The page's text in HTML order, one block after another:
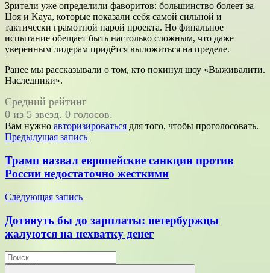
Зрители уже определили фаворитов: большинство болеет за
Цоя и Kaya, которые показали себя самой сильной и
тактически грамотной парой проекта. Но финальное
испытание обещает быть настолько сложным, что даже
уверенным лидерам придётся выложиться на пределе.
Ранее мы рассказывали о том, кто покинул шоу «Выживалити.
Наследники».
Средний рейтинг
0 из 5 звезд. 0 голосов.
Вам нужно авторизироваться для того, чтобы проголосовать.
Навигация
по
записям
Предыдущая запись
Трамп назвал европейские санкции против
России недостаточно жесткими
Следующая запись
Дотянуть бы до зарплаты: петербуржцы
жалуются на нехватку денег
Поиск
для: